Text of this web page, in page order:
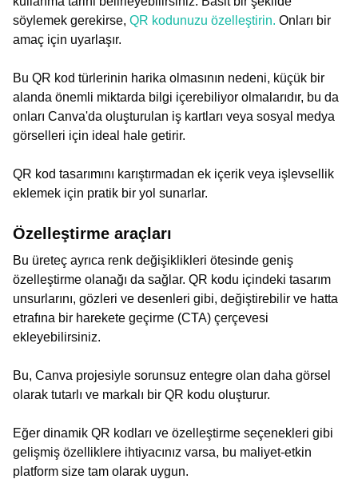
söylemek gerekirse, QR kodunuzu özelleştirin. Onları bir
amaç için uyarlaşır.
Bu QR kod türlerinin harika olmasının nedeni, küçük bir
alanda önemli miktarda bilgi içerebiliyor olmalarıdır, bu da
onları Canva'da oluşturulan iş kartları veya sosyal medya
görselleri için ideal hale getirir.
QR kod tasarımını karıştırmadan ek içerik veya işlevsellik
eklemek için pratik bir yol sunarlar.
Özelleştirme araçları
Bu üreteç ayrıca renk değişiklikleri ötesinde geniş
özelleştirme olanağı da sağlar. QR kodu içindeki tasarım
unsurlarını, gözleri ve desenleri gibi, değiştirebilir ve hatta
etrafına bir harekete geçirme (CTA) çerçevesi
ekleyebilirsiniz.
Bu, Canva projesiyle sorunsuz entegre olan daha görsel
olarak tutarlı ve markalı bir QR kodu oluşturur.
Eğer dinamik QR kodları ve özelleştirme seçenekleri gibi
gelişmiş özelliklere ihtiyacınız varsa, bu maliyet-etkin
platform size tam olarak uygun.